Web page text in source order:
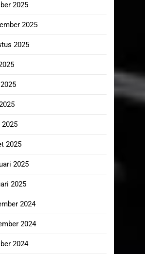
2025
2025
2025
2025
2025
2025
2024
2024
2024